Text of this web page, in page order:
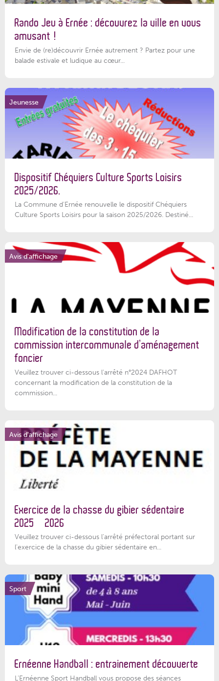
Rando Jeu à Ernée : découvrez la ville en vous
amusant !
Envie de (re)découvrir Ernée autrement ? Partez pour une
balade estivale et ludique au cœur...
Jeunesse
Dispositif Chéquiers Culture Sports Loisirs
2025/2026.
La Commune d'Ernée renouvelle le dispositif Chéquiers
Culture Sports Loisirs pour la saison 2025/2026. Destiné...
Avis d'affichage
Modification de la constitution de la
commission intercommunale d’aménagement
foncier
Veuillez trouver ci-dessous l'arrêté n°2024 DAFHOT
concernant la modification de la constitution de la
commission...
Avis d'affichage
Exercice de la chasse du gibier sédentaire
2025 – 2026
Veuillez trouver ci-dessous l'arrêté préfectoral portant sur
l'exercice de la chasse du gibier sédentaire en...
Sport
Ernéenne Handball : entrainement découverte
L'Ernéenne Sport Handball vous propose des séances